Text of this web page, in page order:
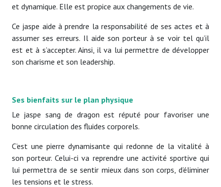
et dynamique. Elle est propice aux changements de vie.
Ce jaspe aide à prendre la responsabilité de ses actes et à
assumer ses erreurs. Il aide son porteur à se voir tel qu’il
est et à s’accepter. Ainsi, il va lui permettre de développer
son charisme et son leadership.
Ses bienfaits sur le plan physique
Le jaspe sang de dragon est réputé pour favoriser une
bonne circulation des fluides corporels.
C’est une pierre dynamisante qui redonne de la vitalité à
son porteur. Celui-ci va reprendre une activité sportive qui
lui permettra de se sentir mieux dans son corps, d’éliminer
les tensions et le stress.